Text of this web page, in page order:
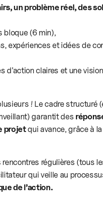
un problème réel, des
bloque (6 min),
expériences et idées de
d’action claires et une
! Le cadre structuré
garantit des
projetqui avance, grâce à
régulières (tous
qui veille au
de l’action.